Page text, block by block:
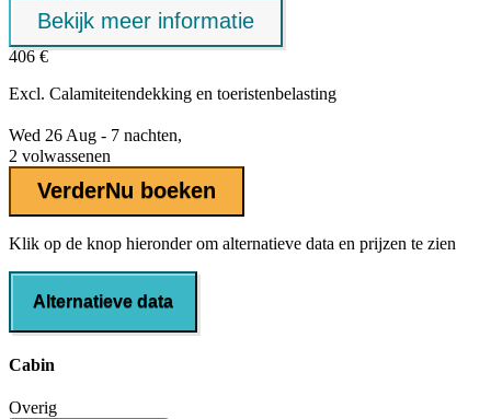
Bekijk meer informatie
406 €
Excl. Calamiteitendekking en toeristenbelasting
Wed 26 Aug - 7 nachten,
2 volwassenen
VerderNu boeken
Klik op de knop hieronder om alternatieve data en prijzen te zien
Alternatieve data
Cabin
Overig